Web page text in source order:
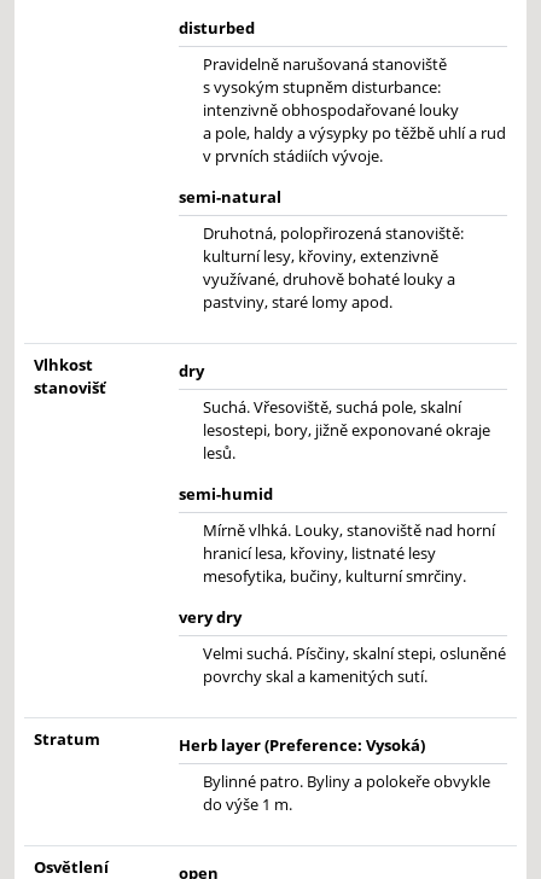
disturbed
Pravidelně narušovaná stanoviště
s vysokým stupněm disturbance:
intenzivně obhospodařované louky
a pole, haldy a výsypky po těžbě uhlí a rud
v prvních stádiích vývoje.
semi-natural
Druhotná, polopřirozená stanoviště:
kulturní lesy, křoviny, extenzivně
využívané, druhově bohaté louky a
pastviny, staré lomy apod.
Vlhkost
stanovišť
dry
Suchá. Vřesoviště, suchá pole, skalní
lesostepi, bory, jižně exponované okraje
lesů.
semi-humid
Mírně vlhká. Louky, stanoviště nad horní
hranicí lesa, křoviny, listnaté lesy
mesofytika, bučiny, kulturní smrčiny.
very dry
Velmi suchá. Písčiny, skalní stepi, osluněné
povrchy skal a kamenitých sutí.
Stratum
Herb layer (Preference: Vysoká)
Bylinné patro. Byliny a polokeře obvykle
do výše 1 m.
Osvětlení
open